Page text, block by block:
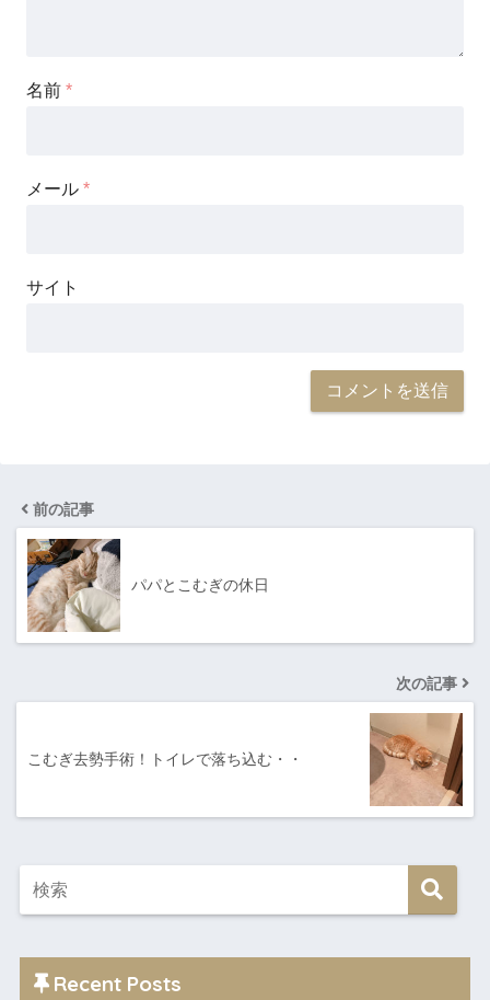
名前 *
メール *
サイト
前の記事
パパとこむぎの休日
次の記事
こむぎ去勢手術！トイレで落ち込む・・
Recent Posts